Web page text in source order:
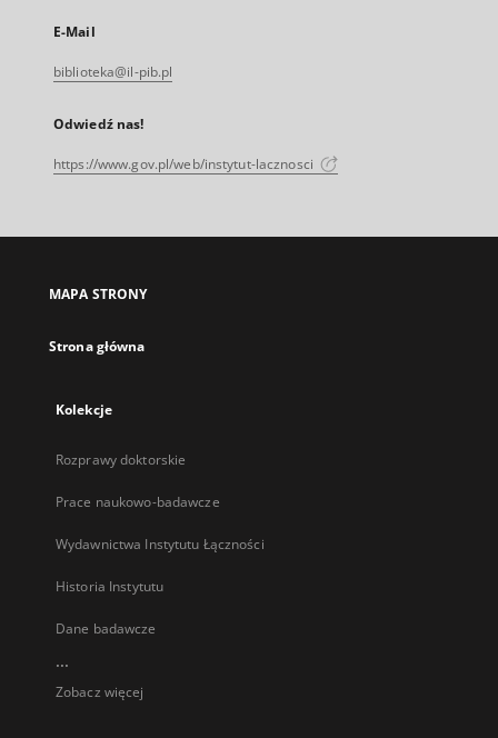
E-Mail
biblioteka@il-pib.pl
Odwiedź nas!
https://www.gov.pl/web/instytut-lacznosci
MAPA STRONY
Strona główna
Kolekcje
Rozprawy doktorskie
Prace naukowo-badawcze
Wydawnictwa Instytutu Łączności
Historia Instytutu
Dane badawcze
...
Zobacz więcej